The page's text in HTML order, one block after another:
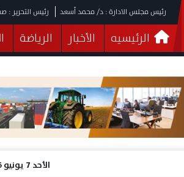
رئيس مجلس الادارة : د/ محمد أسعد رئيس التحرير :
الرئيسيه الأخبار الرياضة
فيديوهات
البرلمان صحة
الأحد 7 يونيو 2026 | 12:27 م